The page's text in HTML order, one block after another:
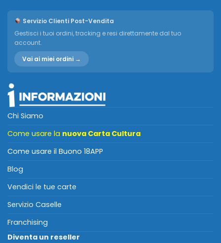
Servizio Clienti Post-Vendita
Gestisci i tuoi ordini, tracking e resi direttamente dal tuo
account.
Vai ai miei ordini →
Chi Siamo
Come usare la nuova Carta Cultura
Come usare il Buono 18APP
Blog
Vendici le tue carte
Servizio Caselle
Franchising
Diventa un reseller